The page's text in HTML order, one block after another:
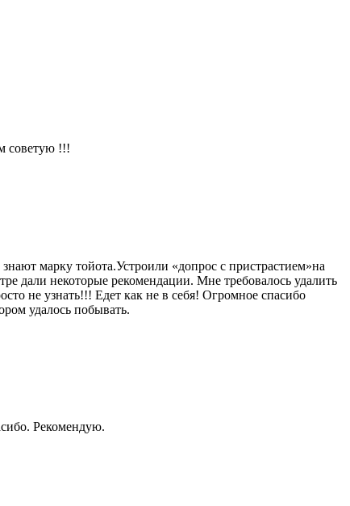
советую !!!
марку тойота.Устроили «допрос с пристрастием»на
дали некоторые рекомендации. Мне требовалось удалить
не узнать!!! Едет как не в себя! Огромное спасибо
удалось побывать.
Рекомендую.